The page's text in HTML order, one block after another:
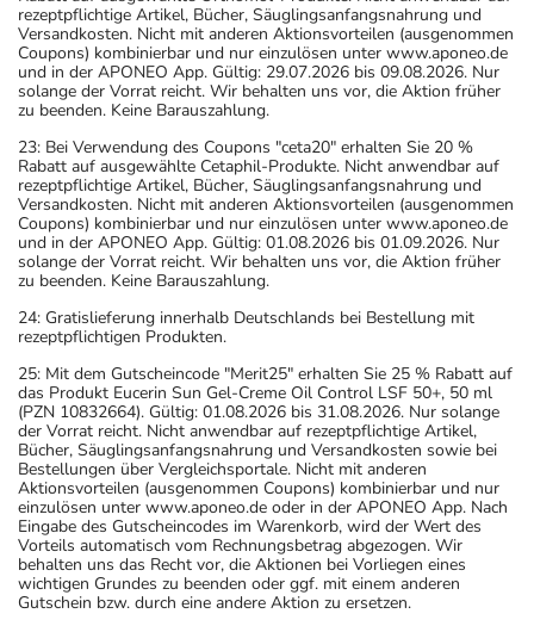
rezeptpflichtige Artikel, Bücher, Säuglingsanfangsnahrung und
Versandkosten. Nicht mit anderen Aktionsvorteilen (ausgenommen
Coupons) kombinierbar und nur einzulösen unter www.aponeo.de
und in der APONEO App. Gültig: 29.07.2026 bis 09.08.2026. Nur
solange der Vorrat reicht. Wir behalten uns vor, die Aktion früher
zu beenden. Keine Barauszahlung.
23: Bei Verwendung des Coupons "ceta20" erhalten Sie 20 %
Rabatt auf ausgewählte Cetaphil-Produkte. Nicht anwendbar auf
rezeptpflichtige Artikel, Bücher, Säuglingsanfangsnahrung und
Versandkosten. Nicht mit anderen Aktionsvorteilen (ausgenommen
Coupons) kombinierbar und nur einzulösen unter www.aponeo.de
und in der APONEO App. Gültig: 01.08.2026 bis 01.09.2026. Nur
solange der Vorrat reicht. Wir behalten uns vor, die Aktion früher
zu beenden. Keine Barauszahlung.
24: Gratislieferung innerhalb Deutschlands bei Bestellung mit
rezeptpflichtigen Produkten.
25: Mit dem Gutscheincode "Merit25" erhalten Sie 25 % Rabatt auf
das Produkt Eucerin Sun Gel-Creme Oil Control LSF 50+, 50 ml
(PZN 10832664). Gültig: 01.08.2026 bis 31.08.2026. Nur solange
der Vorrat reicht. Nicht anwendbar auf rezeptpflichtige Artikel,
Bücher, Säuglingsanfangsnahrung und Versandkosten sowie bei
Bestellungen über Vergleichsportale. Nicht mit anderen
Aktionsvorteilen (ausgenommen Coupons) kombinierbar und nur
einzulösen unter www.aponeo.de oder in der APONEO App. Nach
Eingabe des Gutscheincodes im Warenkorb, wird der Wert des
Vorteils automatisch vom Rechnungsbetrag abgezogen. Wir
behalten uns das Recht vor, die Aktionen bei Vorliegen eines
wichtigen Grundes zu beenden oder ggf. mit einem anderen
Gutschein bzw. durch eine andere Aktion zu ersetzen.